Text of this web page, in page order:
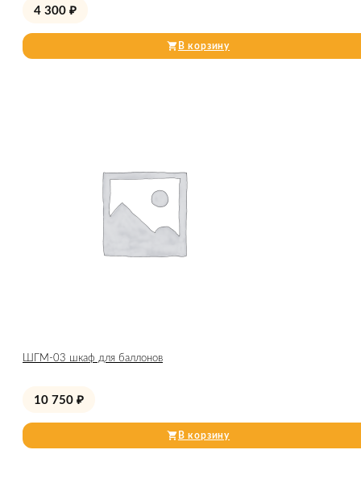
4 300 ₽
В корзину
ШГМ-03 шкаф для баллонов
10 750 ₽
В корзину